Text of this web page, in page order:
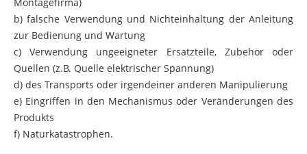
b) falsche Verwendung und Nichteinhaltung der Anleitung
zur Bedienung und Wartung
c) Verwendung ungeeigneter Ersatzteile, Zubehör oder
Quellen (z.B. Quelle elektrischer Spannung)
d) des Transports oder irgendeiner anderen Manipulierung
e) Eingriffen in den Mechanismus oder Veränderungen des
Produkts
f) Naturkatastrophen.